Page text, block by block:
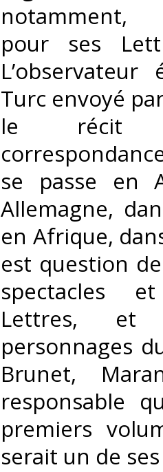
notamment,
pour ses
Turc envoyé
le récit
se passe en
Allemagne,
en Afrique,
est question
spectacles
Lettres, et
personnages
Brunet,
responsable
premiers
serait un de